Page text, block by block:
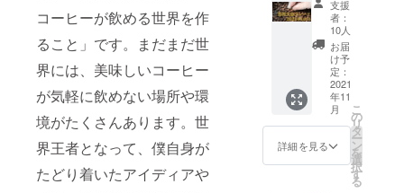
コーヒーが飲める世界を作
ること」です。まだまだ世
界には、美味しいコーヒー
が気軽に飲めない場所や環
境がたくさんあります。世
界王者となって、僕自身が
たどり着いたアイディアや
す。バ
キュー
ムパッ
クで開
封せず
に保管
してい
たもの
で、か
なり美
なグ
レード
のコー
ヒー
100g ミ
ディア
ムロー
スト ※
大会使
用の
ロット
とは異
支援
者：
10人
お届
け予
定：
2021
年11
月
詳細を見る
こ
の
リ
タ
ー
ン
を
選
択
す
る